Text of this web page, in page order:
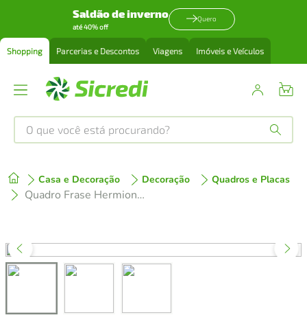
Saldão de inverno
até 40% off
Quero
Shopping Parcerias e Descontos Viagens Imóveis e Veículos
O que você está procurando?
Casa e Decoração Decoração Quadros e Placas
Quadro Frase Hermione It's LeviOsa 100x70 Caixa Marrom
1º tenis
perfume